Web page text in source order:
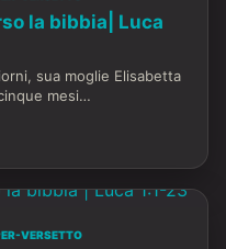
la bibbia| Luca
sua moglie Elisabetta
mesi…
VERSETTO